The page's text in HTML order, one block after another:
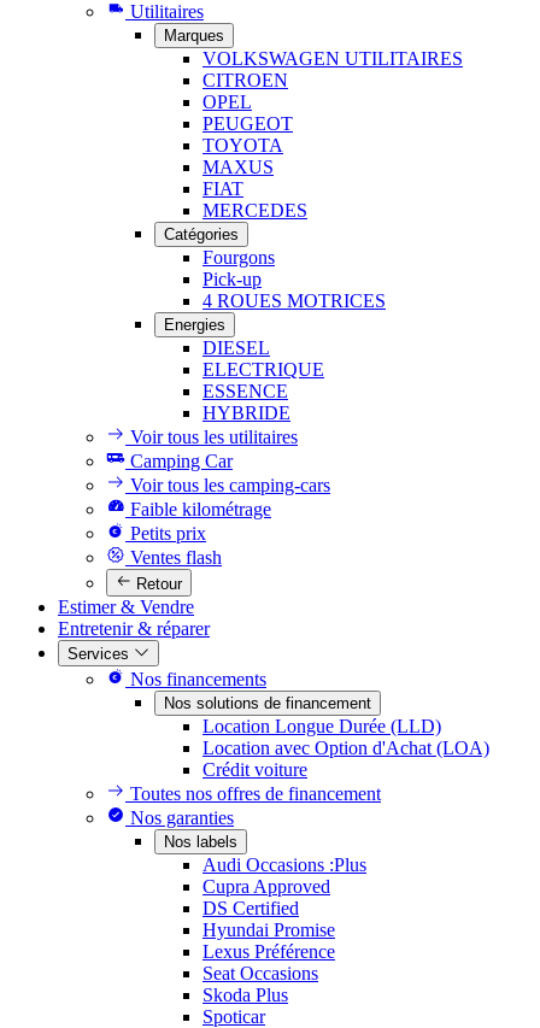
Utilitaires
Marques
VOLKSWAGEN UTILITAIRES
CITROEN
OPEL
PEUGEOT
TOYOTA
MAXUS
FIAT
MERCEDES
Catégories
Fourgons
Pick-up
4 ROUES MOTRICES
Energies
DIESEL
ELECTRIQUE
ESSENCE
HYBRIDE
Voir tous les utilitaires
Camping Car
Voir tous les camping-cars
Faible kilométrage
Petits prix
Ventes flash
Retour
Estimer & Vendre
Entretenir & réparer
Services
Nos financements
Nos solutions de financement
Location Longue Durée (LLD)
Location avec Option d'Achat (LOA)
Crédit voiture
Toutes nos offres de financement
Nos garanties
Nos labels
Audi Occasions :Plus
Cupra Approved
DS Certified
Hyundai Promise
Lexus Préférence
Seat Occasions
Skoda Plus
Spoticar